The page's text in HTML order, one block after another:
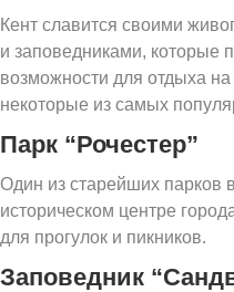
Кент славится своими
и заповедниками, которые
возможности для отдыха
некоторые из самых
Парк “Рочестер”
Один из старейших парков
историческом центре
для прогулок и пикников.
Заповедник